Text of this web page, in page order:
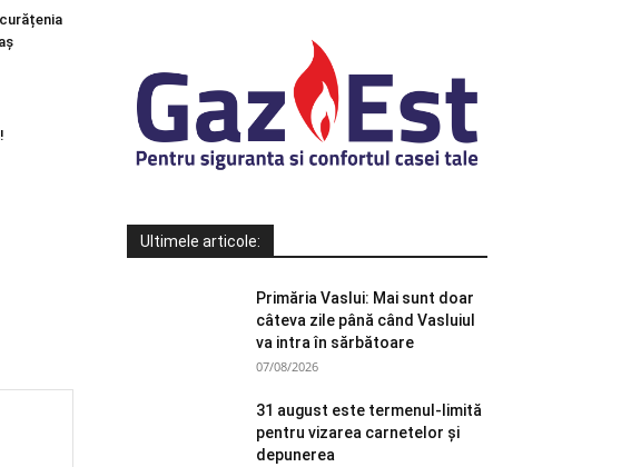
Ultimele articole:
Primăria Vaslui: Mai sunt doar
câteva zile până când Vasluiul
va intra în sărbătoare
07/08/2026
31 august este termenul-limită
pentru vizarea carnetelor și
depunerea